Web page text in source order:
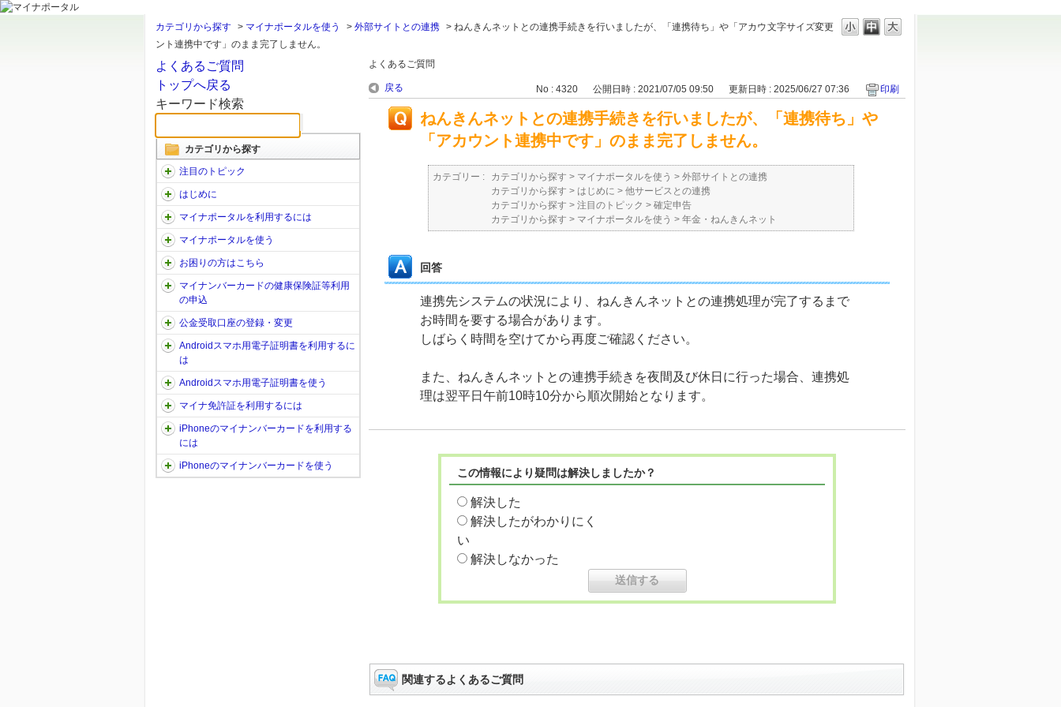
文字サイズ変更
カテゴリから探す > マイナポータルを使う > 外部サイトとの連携 > ねんきんネットとの連携手続きを行いましたが、「連携待ち」や「アカウ
ント連携中です」のまま完了しません。
よくあるご質問
トップへ戻る
キーワード検索
カテゴリから探す
注目のトピック
はじめに
マイナポータルを利用するには
マイナポータルを使う
お困りの方はこちら
マイナンバーカードの健康保険証等利用
の申込
公金受取口座の登録・変更
Androidスマホ用電子証明書を利用するに
は
Androidスマホ用電子証明書を使う
マイナ免許証を利用するには
iPhoneのマイナンバーカードを利用する
には
iPhoneのマイナンバーカードを使う
よくあるご質問
戻る No : 4320 公開日時 : 2021/07/05 09:50 更新日時 : 2025/06/27 07:36 印刷
ねんきんネットとの連携手続きを行いましたが、「連携待ち」や
「アカウント連携中です」のまま完了しません。
カテゴリー : カテゴリから探す > マイナポータルを使う > 外部サイトとの連携
カテゴリから探す > はじめに > 他サービスとの連携
カテゴリから探す > 注目のトピック > 確定申告
カテゴリから探す > マイナポータルを使う > 年金・ねんきんネット
回答
連携先システムの状況により、ねんきんネットとの連携処理が完了するまで
お時間を要する場合があります。
しばらく時間を空けてから再度ご確認ください。
また、ねんきんネットとの連携手続きを夜間及び休日に行った場合、連携処
理は翌平日午前10時10分から順次開始となります。
この情報により疑問は解決しましたか？
解決した
解決したがわかりにく
い
解決しなかった
関連するよくあるご質問